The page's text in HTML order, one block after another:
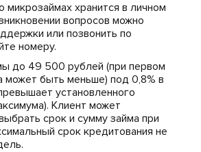
микрозаймах хранится в личном
вопросов можно
или позвонить по
номеру.
до 49 500 рублей (при первом
может быть меньше) под 0,8% в
установленного
Клиент может
срок и сумму займа при
срок кредитования не